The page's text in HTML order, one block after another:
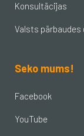
Konsultācijas
Valsts pārbaudes
Seko mums!
Facebook
YouTube